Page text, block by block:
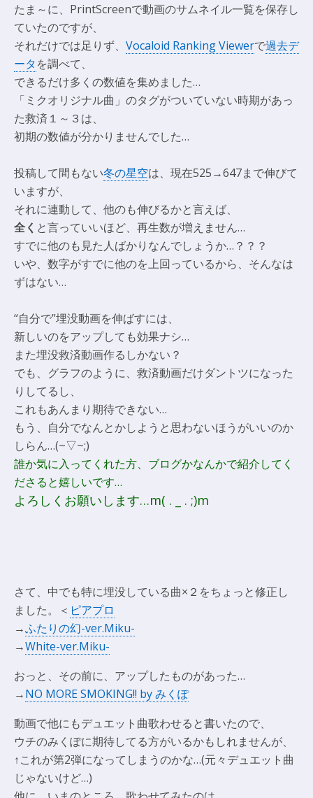
たま～に、PrintScreenで動画のサムネイル一覧を保存し
ていたのですが、
それだけでは足りず、 Vocaloid Ranking Viewerで過去デ
ータを調べて、
できるだけ多くの数値を集めました…
「ミクオリジナル曲」のタグがついていない時期があっ
た救済１～３は、
初期の数値が分かりませんでした…
投稿して間もない冬の星空は、現在525→647まで伸びて
いますが、
それに連動して、他のも伸びるかと言えば、
全く と言っていいほど、再生数が増えません…
すでに他のも見た人ばかりなんでしょうか…？？？
いや、数字がすでに他のを上回っているから、そんなは
ずはない…
“自分で”埋没動画を伸ばすには、
新しいのをアップしても効果ナシ…
また埋没救済動画作るしかない？
でも、グラフのように、救済動画だけダントツになった
りしてるし、
これもあんまり期待できない…
もう、自分でなんとかしようと思わないほうがいいのか
しらん…(~▽~;)
誰か気に入ってくれた方、ブログかなんかで紹介してく
ださると嬉しいです…
よろしくお願いします…m( . _ . ;)m
さて、中でも特に埋没している曲×２をちょっと修正し
ました。＜ ピアプロ
→ふたりの幻-ver.Miku-
→White-ver.Miku-
おっと、その前に、アップしたものがあった…
→NO MORE SMOKING!! by みくぽ
動画で他にもデュエット曲歌わせると書いたので、
ウチのみくぽに期待してる方がいるかもしれませんが、
↑これが第2弾になってしまうのかな…(元々デュエット曲
じゃないけど…)